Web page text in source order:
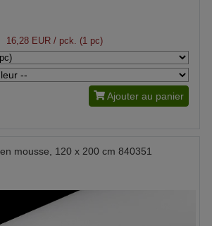
16,28 EUR/ pck. (1 pc)
Ajouter au panier
mousse, 120 x 200 cm 840351